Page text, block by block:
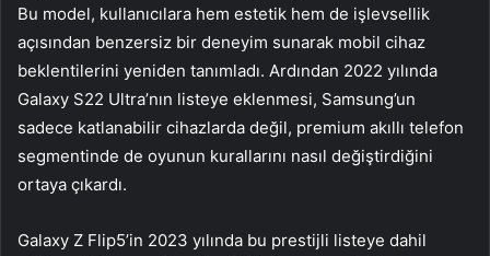
Bu model, kullanıcılara hem estetik hem de işlevsellik
açısından benzersiz bir deneyim sunarak mobil cihaz
beklentilerini yeniden tanımladı. Ardından 2022 yılında
Galaxy S22 Ultra’nın listeye eklenmesi, Samsung’un
sadece katlanabilir cihazlarda değil, premium akıllı telefon
segmentinde de oyunun kurallarını nasıl değiştirdiğini
ortaya çıkardı.
Galaxy Z Flip5’in 2023 yılında bu prestijli listeye dahil